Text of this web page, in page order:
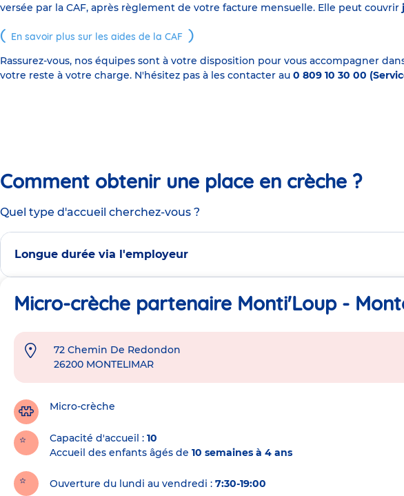
versée par la CAF, après règlement de votre facture mensuelle. Elle peut couvrir
En savoir plus sur les aides de la CAF
Rassurez-vous, nos équipes sont à votre disposition pour vous accompagner
votre reste à votre charge. N'hésitez pas à les contacter au 0 809 10 30 00
Comment obtenir une place en crèche ?
Quel type d'accueil cherchez-vous ?
Longue durée via l'employeur
Micro-crèche partenaire Monti'Loup -
Adresse
crèche
72 Chemin De Redondon
26200 MONTELIMAR
Micro-crèche
Capacité d'accueil
10
Accueil des enfants âgés de 10 semaines à 4 ans
Ouverture du lundi au vendredi : 7:30-19:00